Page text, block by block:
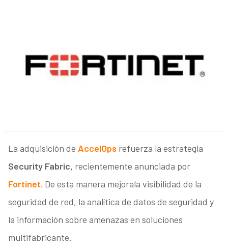
La adquisición de AccelOps refuerza la estrategia
Security Fabric, recientemente anunciada por
Fortinet. De esta manera mejorala visibilidad de la
seguridad de red, la analítica de datos de seguridad y
la información sobre amenazas en soluciones
multifabricante.